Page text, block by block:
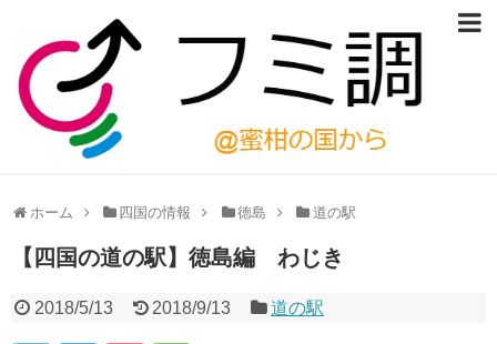
ホーム 四国の情報 徳島 道の駅
【四国の道の駅】徳島編 わじき
2018/5/13 2018/9/13 道の駅